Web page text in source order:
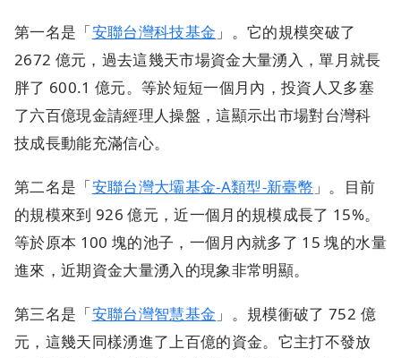
第一名是「安聯台灣科技基金 」。它的規模突破了
2672 億元，過去這幾天市場資金大量湧入，單月就長
胖了 600.1 億元。等於短短一個月內，投資人又多塞
了六百億現金請經理人操盤，這顯示出市場對台灣科
技成長動能充滿信心。
第二名是「安聯台灣大壩基金-A類型-新臺幣 」。目前
的規模來到 926 億元，近一個月的規模成長了 15%。
等於原本 100 塊的池子，一個月內就多了 15 塊的水量
進來，近期資金大量湧入的現象非常明顯。
第三名是「安聯台灣智慧基金 」。規模衝破了 752 億
元，這幾天同樣湧進了上百億的資金。它主打不發放